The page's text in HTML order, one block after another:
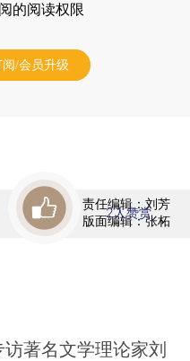
的阅读权限
阅/会员升级
责任编辑：刘芳
版面编辑：张柘
2人赞赏
著名文学理论家刘